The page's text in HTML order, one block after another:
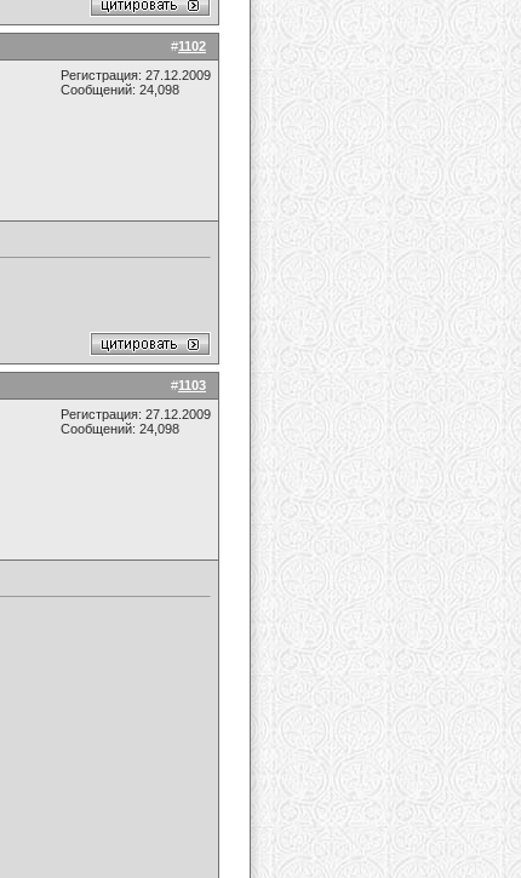
#1102
Регистрация: 27.12.2009
Сообщений: 24,098
#1103
Регистрация: 27.12.2009
Сообщений: 24,098